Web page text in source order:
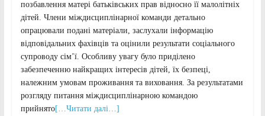
позбавлення матері батьківських прав відносно її малолітніх
дітей. Члени міждисциплінарної команди детально
опрацювали подані матеріали, заслухали інформацію
відповідальних фахівців та оцінили результати соціального
супроводу сім’ї. Особливу увагу було приділено
забезпеченню найкращих інтересів дітей, їх безпеці,
належним умовам проживання та виховання. За результатами
розгляду питання міждисциплінарною командою
прийнято[…Читати далі…]